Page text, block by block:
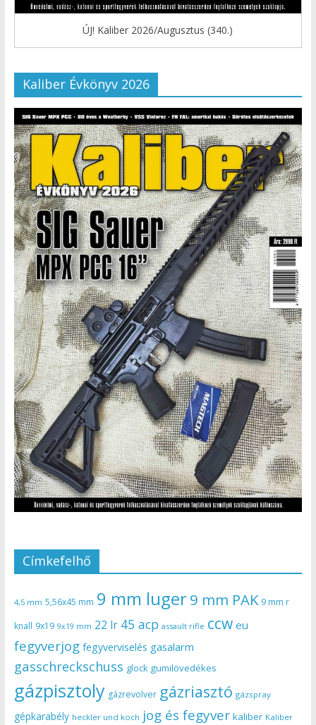
ÚJ! Kaliber 2026/Augusztus (340.)
Kaliber Évkönyv 2026
Címkefelhő
4,5 mm 5,56x45 mm 9 mm luger9 mm PAK 9 mm r
knall 9x19 9x19 mm 22 lr 45 acp assault rifle ccw eu
fegyverjog fegyverviselés gasalarm
gasschreckschuss glock gumilövedékes
gázpisztoly gázrevolver gázriasztó gázspray
gépkarabély heckler und koch jog és fegyver kaliber Kaliber